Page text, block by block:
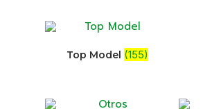
Top Model (155)